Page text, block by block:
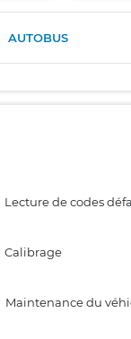
AUTOBUS
Lecture de codes
Calibrage
Maintenance du